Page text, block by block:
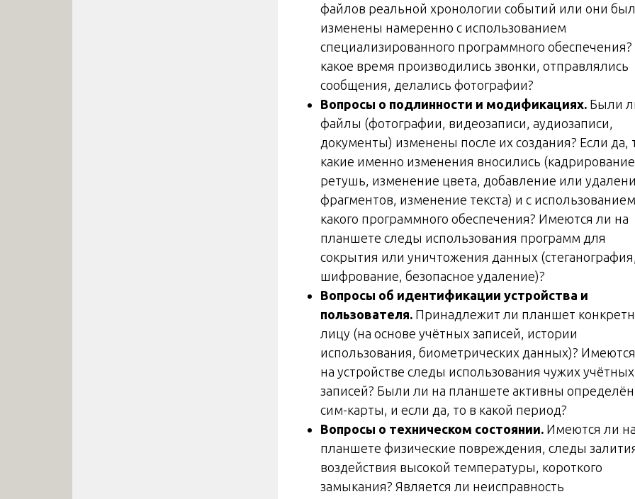
файлов реальной хронологии событий или они
изменены намеренно с использованием
специализированного программного обеспечения?
какое время производились звонки, отправлялись
сообщения, делались фотографии?
Вопросы о подлинности и модификациях. Были
файлы (фотографии, видеозаписи, аудиозаписи,
документы) изменены после их создания? Если да,
какие именно изменения вносились (кадрирование,
ретушь, изменение цвета, добавление или
фрагментов, изменение текста) и с использованием
какого программного обеспечения? Имеются ли на
планшете следы использования программ для
сокрытия или уничтожения данных (стеганография,
шифрование, безопасное удаление)?
Вопросы об идентификации устройства и
пользователя. Принадлежит ли планшет
лицу (на основе учётных записей, истории
использования, биометрических данных)?
на устройстве следы использования чужих учётных
записей? Были ли на планшете активны
сим-карты, и если да, то в какой период?
Вопросы о техническом состоянии. Имеются ли на
планшете физические повреждения, следы
воздействия высокой температуры, короткого
замыкания? Является ли неисправность